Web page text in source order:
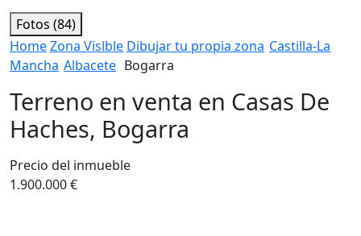
Fotos (84)
HomeZona Vislble Dibujar tu propia zona Castilla-La
Mancha Albacete Bogarra
Terreno en venta en Casas De
Haches, Bogarra
Precio del inmueble
1.900.000 €